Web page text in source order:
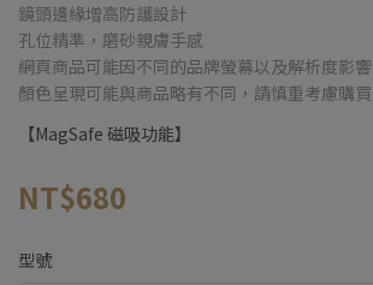
鏡頭邊緣增高防護設計
孔位精準，磨砂親膚手感
網頁商品可能因不同的品牌螢幕以及解析度影響
顏色呈現可能與商品略有不同，請慎重考慮購買
【MagSafe 磁吸功能】
NT$680
型號